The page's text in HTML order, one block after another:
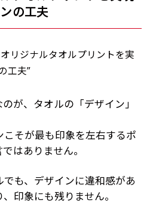
の工夫
が、タオルの「デザイン」
そが最も印象を左右するポ
はありません。
も、デザインに違和感があ
印象にも残りません。